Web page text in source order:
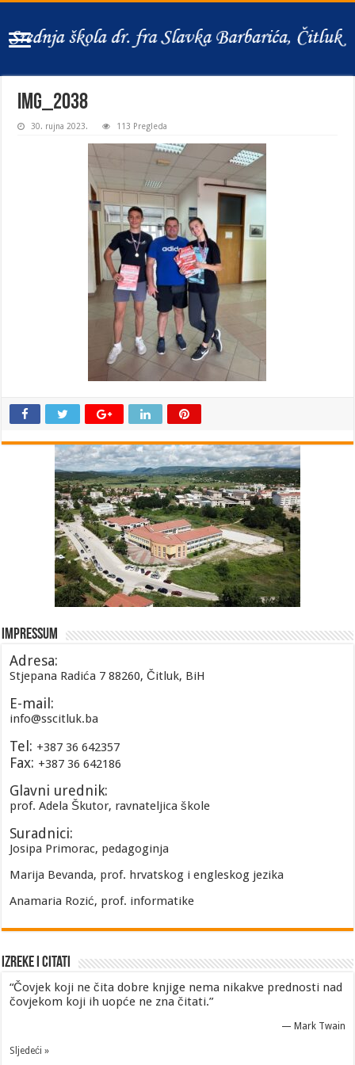
IMG_2038
30. rujna 2023. 113 Pregleda
Impressum
Adresa:
Stjepana Radića 7 88260, Čitluk, BiH
E-mail:
info@sscitluk.ba
Tel: +387 36 642357
Fax: +387 36 642186
Glavni urednik:
prof. Adela Škutor, ravnateljica škole
Suradnici:
Josipa Primorac, pedagoginja
Marija Bevanda, prof. hrvatskog i engleskog jezika
Anamaria Rozić, prof. informatike
Izreke i Citati
“Čovjek koji ne čita dobre knjige nema nikakve prednosti nad
čovjekom koji ih uopće ne zna čitati.”
— Mark Twain
Sljedeći »